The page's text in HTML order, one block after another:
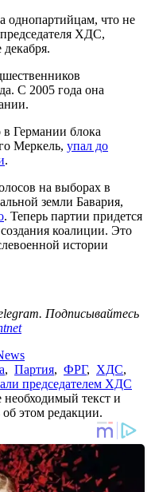
что не
ХДС,
С 2005 года она
Германии блока
Меркель, упал до
.
на выборах в
земли Бавария,
. Теперь партии придется
коалиции. Это
истории
Подписывайтесь
, Партия, ФРГ, ХДС,
председателем ХДС
текст и
этом редакции.